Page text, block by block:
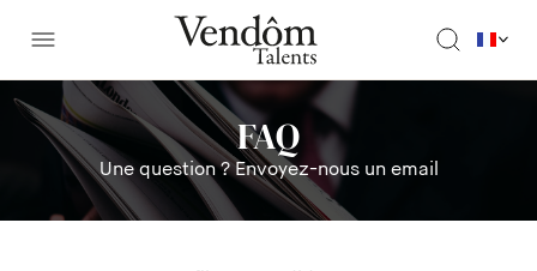
FAQ
Une question ? Envoyez-nous un email